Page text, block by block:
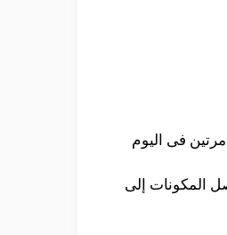
فى اليوم
المكونات إلى